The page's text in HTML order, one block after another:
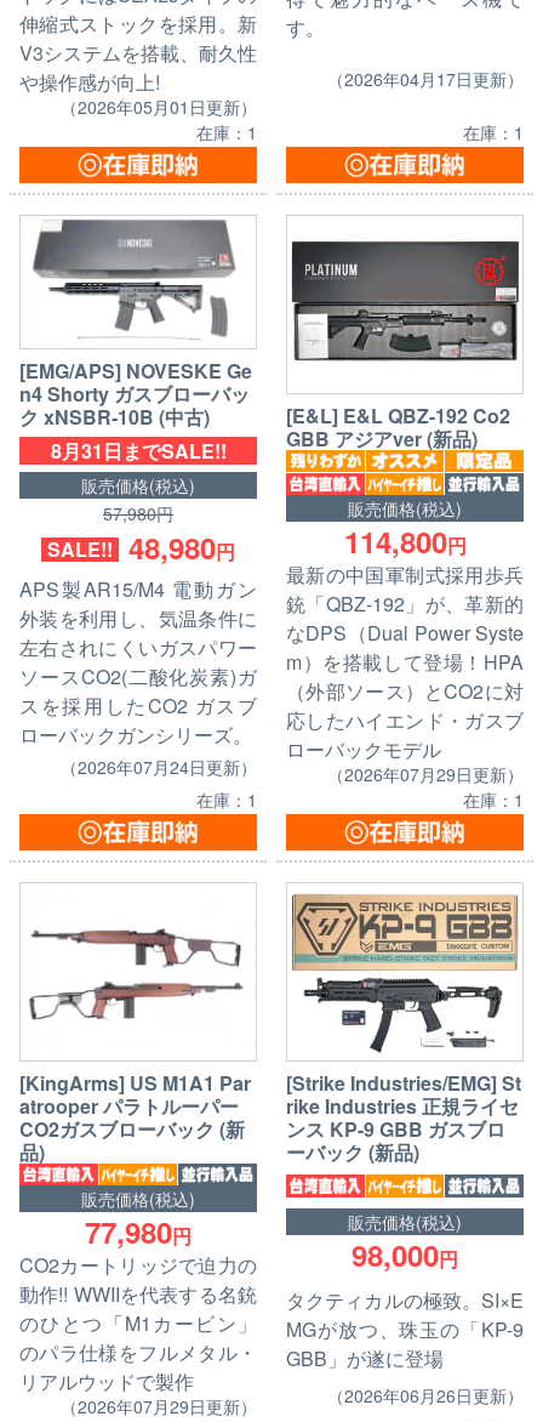
伸縮式ストックを採用。新
V3システムを搭載、耐久性
や操作感が向上!
（2026年05月01日更新）
在庫：1
す。
（2026年04月17日更新）
在庫：1
[EMG/APS] NOVESKE Ge
n4 Shorty ガスブローバッ
ク xNSBR-10B (中古)
8月31日までSALE!!
販売価格(税込)
57,980円
SALE!! 48,980円
APS製AR15/M4 電動ガン
外装を利用し、気温条件に
左右されにくいガスパワー
ソースCO2(二酸化炭素)ガ
スを採用したCO2 ガスブ
ローバックガンシリーズ。
（2026年07月24日更新）
在庫：1
[E&L] E&L QBZ-192 Co2
GBB アジアver (新品)
販売価格(税込)
114,800円
最新の中国軍制式採用歩兵
銃「QBZ-192」が、革新的
なDPS（Dual Power Syste
m）を搭載して登場！HPA
（外部ソース）とCO2に対
応したハイエンド・ガスブ
ローバックモデル
（2026年07月29日更新）
在庫：1
[KingArms] US M1A1 Par
atrooper パラトルーパー
CO2ガスブローバック (新
品)
販売価格(税込)
77,980円
CO2カートリッジで迫力の
動作!! WWIIを代表する名銃
のひとつ「M1カービン」
のパラ仕様をフルメタル・
リアルウッドで製作
（2026年07月29日更新）
[Strike Industries/EMG] St
rike Industries 正規ライセ
ンス KP-9 GBB ガスブロ
ーバック (新品)
販売価格(税込)
98,000円
タクティカルの極致。SI×E
MGが放つ、珠玉の「KP-9
GBB」が遂に登場
（2026年06月26日更新）